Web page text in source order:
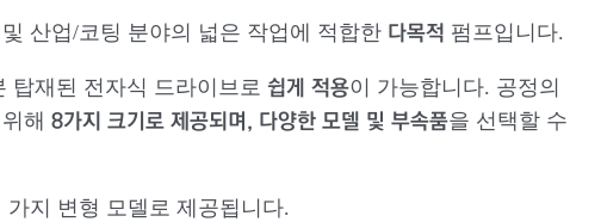
산업/코팅 분야의 넓은 작업에 적합한 다목적 펌프입니다.
탑재된 전자식 드라이브로 쉽게 적용이 가능합니다. 공정의
위해8가지 크기로 제공되며, 다양한 모델 및 부속품을 선택할 수
지 변형 모델로 제공됩니다.